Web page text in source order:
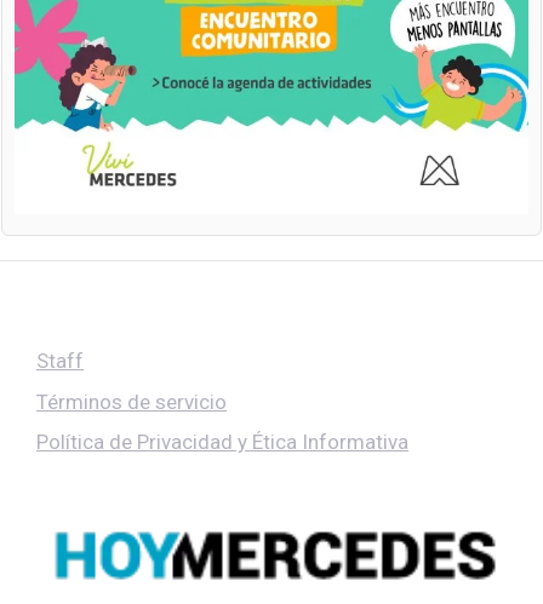
Staff
Términos de servicio
Política de Privacidad y Ética Informativa